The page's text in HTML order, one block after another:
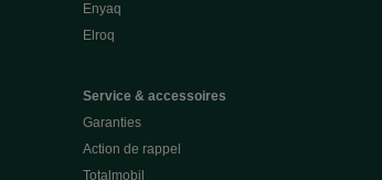
Enyaq
Elroq
Service & accessoires
Garanties
Action de rappel
Totalmobil